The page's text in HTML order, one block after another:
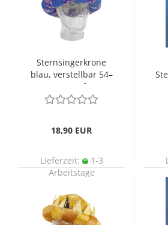
Sternsingerkrone
blau, verstellbar 54–
60 cm Umfang
18,90 EUR
Lieferzeit:
1-3
Arbeitstage